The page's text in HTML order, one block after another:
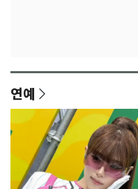
연예